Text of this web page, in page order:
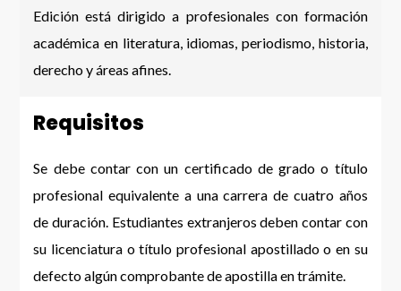
Edición está dirigido a profesionales con formación
académica en literatura, idiomas, periodismo, historia,
derecho y áreas afines.
Requisitos
Se debe contar con un certificado de grado o título
profesional equivalente a una carrera de cuatro años
de duración. Estudiantes extranjeros deben contar con
su licenciatura o título profesional apostillado o en su
defecto algún comprobante de apostilla en trámite.